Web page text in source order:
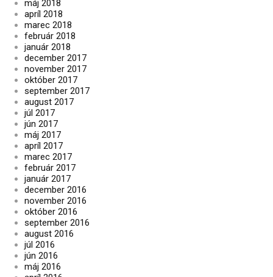
máj 2018
apríl 2018
marec 2018
február 2018
január 2018
december 2017
november 2017
október 2017
september 2017
august 2017
júl 2017
jún 2017
máj 2017
apríl 2017
marec 2017
február 2017
január 2017
december 2016
november 2016
október 2016
september 2016
august 2016
júl 2016
jún 2016
máj 2016